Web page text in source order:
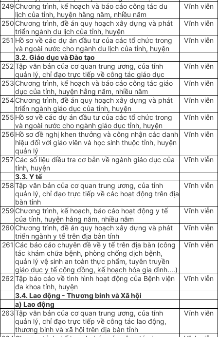
249 Chương trình, kế hoạch và báo cáo công tác du
lịch của tỉnh, huyện hằng năm, nhiều năm
Vĩnh viễn
250 Chương trình, đề án quy hoạch xây dựng và phát
triển ngành du lịch của tỉnh, huyện
Vĩnh viễn
251 Hồ sơ về các dự án đầu tư của các tổ chức trong
và ngoài nước cho ngành du lịch của tỉnh, huyện
Vĩnh viễn
3.2. Giáo dục và Đào tạo
252Tập văn bản của cơ quan trung ương, của tỉnh
quản lý, chỉ đạo trực tiếp về công tác giáo dục
Vĩnh viễn
253 Chương trình, kế hoạch và báo cáo công tác giáo
dục của tỉnh, huyện hằng năm, nhiều năm
Vĩnh viễn
254 Chương trình, đề án quy hoạch xây dựng và phát
triển ngành giáo dục của tỉnh, huyện
Vĩnh viễn
255 Hồ sơ về các dự án đầu tư của các tổ chức trong
và ngoài nước cho ngành giáo dục tỉnh, huyện
Vĩnh viễn
256 Hồ sơ đề nghị khen thưởng và công nhận các danh
hiệu đối với giáo viên và học sinh thuộc tỉnh, huyện
quản lý
Vĩnh viễn
257 Các số liệu điều tra cơ bản về ngành giáo dục của
tỉnh, huyện
Vĩnh viễn
3.3. Y tế
258Tập văn bản của cơ quan trung ương, của tỉnh
quản lý, chỉ đạo trực tiếp về các hoạt động trên địa
bàn tỉnh
Vĩnh viễn
259 Chương trình, kế hoạch, báo cáo hoạt động y tế
của tỉnh, huyện hằng năm, nhiều năm
Vĩnh viễn
260 Chương trình, đề án quy hoạch xây dựng và phát
triển ngành y tế trên địa bàn tỉnh
Vĩnh viễn
261 Các báo cáo chuyên đề về y tế trên địa bàn (công
tác khám chữa bệnh, phòng chống dịch bệnh,
quản lý vệ sinh an toàn thực phẩm, tuyên truyền
giáo dục y tế cộng đồng, kế hoạch hóa gia đình....)
Vĩnh viễn
262Tập báo cáo về tình hình hoạt động của Bệnh viện
đa khoa tỉnh, huyện
Vĩnh viễn
3.4. Lao động - Thương binh và Xã hội
a) Lao động
263Tập văn bản của cơ quan trung ương, của tỉnh
quản lý, chỉ đạo trực tiếp về công tác lao động,
thương binh và xã hội trên địa bàn tỉnh
Vĩnh viễn